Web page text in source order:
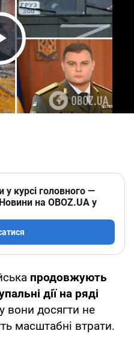
Video
курсі головного —
на OBOZ.UA у
продовжують
дії на ряді
вони досягти не
масштабні втрати.